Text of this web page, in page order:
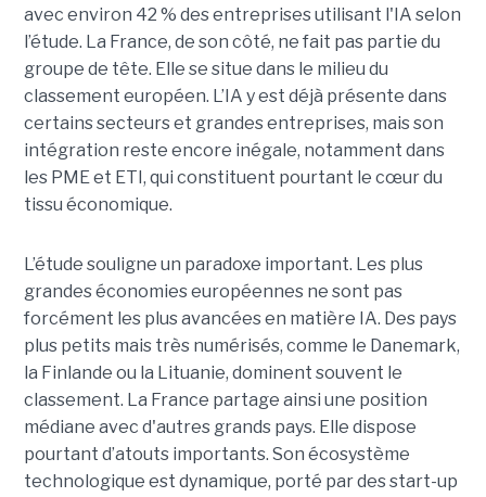
avec environ 42 % des entreprises utilisant l'IA selon
l’étude. La France, de son côté, ne fait pas partie du
groupe de tête. Elle se situe dans le milieu du
classement européen. L’IA y est déjà présente dans
certains secteurs et grandes entreprises, mais son
intégration reste encore inégale, notamment dans
les PME et ETI, qui constituent pourtant le cœur du
tissu économique.
L’étude souligne un paradoxe important. Les plus
grandes économies européennes ne sont pas
forcément les plus avancées en matière IA. Des pays
plus petits mais très numérisés, comme le Danemark,
la Finlande ou la Lituanie, dominent souvent le
classement. La France partage ainsi une position
médiane avec d'autres grands pays. Elle dispose
pourtant d’atouts importants. Son écosystème
technologique est dynamique, porté par des start-up